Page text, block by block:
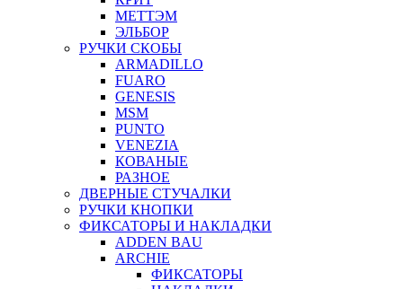
МЕТТЭМ
ЭЛЬБОР
РУЧКИ СКОБЫ
ARMADILLO
FUARO
GENESIS
MSM
PUNTO
VENEZIA
КОВАНЫЕ
РАЗНОЕ
ДВЕРНЫЕ СТУЧАЛКИ
РУЧКИ КНОПКИ
ФИКСАТОРЫ И НАКЛАДКИ
ADDEN BAU
ARCHIE
ФИКСАТОРЫ